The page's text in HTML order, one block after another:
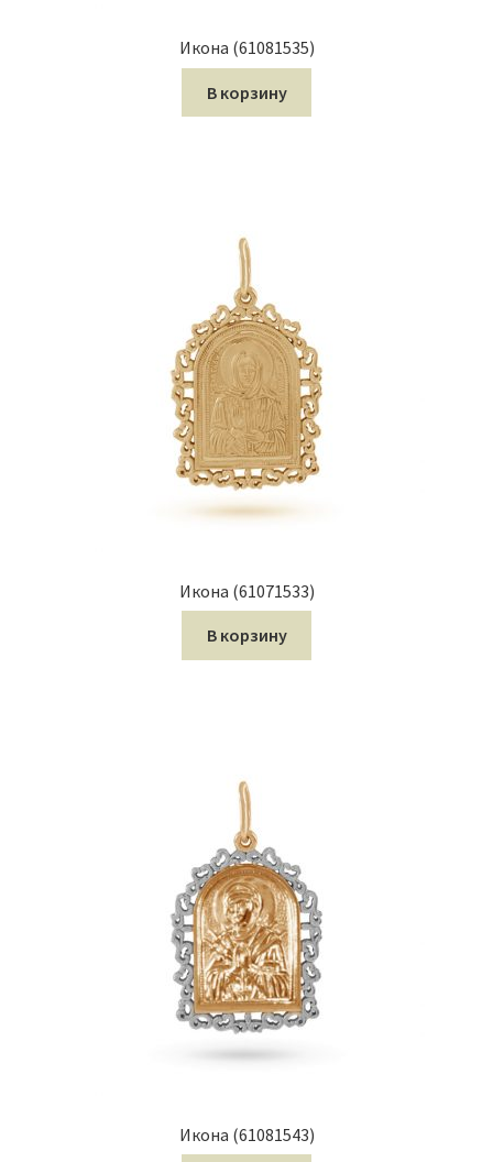
Икона (61081535)
В корзину
Икона (61071533)
В корзину
Икона (61081543)